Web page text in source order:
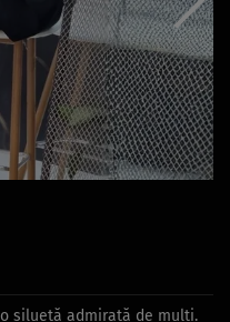
siluetă admirată de mulți.